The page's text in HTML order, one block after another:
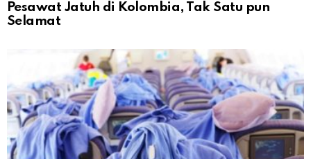
Pesawat Jatuh di Kolombia, Tak Satu pun
Selamat